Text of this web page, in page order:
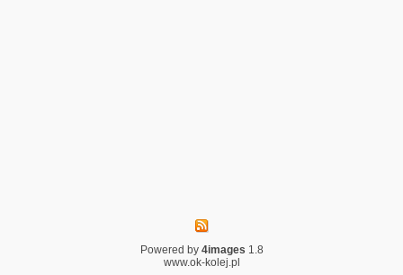
Powered by 4images 1.8
www.ok-kolej.pl